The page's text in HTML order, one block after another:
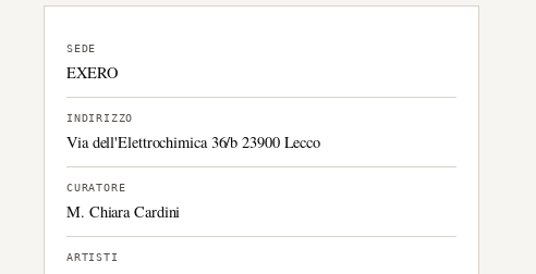
SEDE
EXERO
INDIRIZZO
Via dell'Elettrochimica 36/b 23900 Lecco
CURATORE
M. Chiara Cardini
ARTISTI